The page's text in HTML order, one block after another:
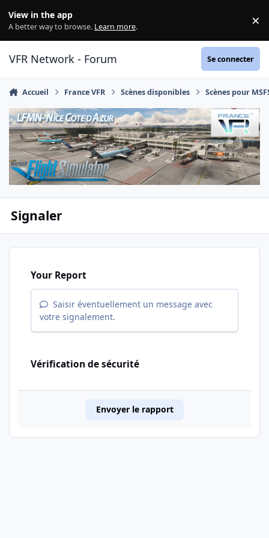
View in the app
A better way to browse. Learn more. ×
VFR Network - Forum Se connecter
Accueil France VFR Scènes disponibles Scènes pour
Signaler
Your Report
Saisir éventuellement un message avec
votre signalement.
Vérification de sécurité
Envoyer le rapport